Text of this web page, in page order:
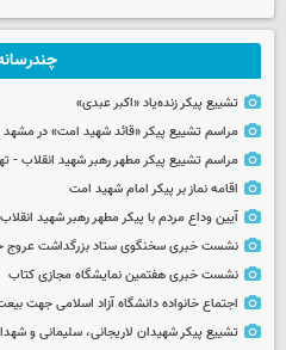
تشییع پیکر زنده‌یاد «اکبر عبدی»
مراسم تشییع پیکر «قائد شهید امت» در مشهد
مراسم تشییع پیکر مطهر رهبر شهید انقلاب -
اقامه نماز بر پیکر امام شهید امت
آیین وداع مردم با پیکر مطهر رهبر شهید
نشست خبری سخنگوی ستاد بزرگداشت عروج
نشست خبری هفتمین نمایشگاه مجازی کتاب
اجتماع خانواده دانشگاه آزاد اسلامی جهت
تشییع پیکر شهیدان لاریجانی، سلیمانی و